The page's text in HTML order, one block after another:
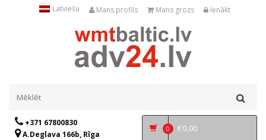
Latviešu Mans profils Mans grozs Ienākt
+371 67800830
A.Deglava 166b, Rīga
0 €0,00